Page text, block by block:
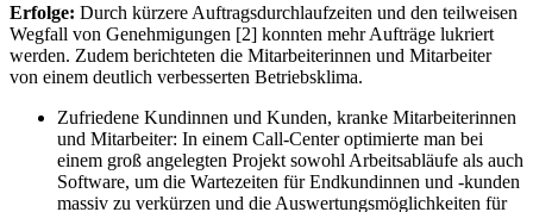
Erfolge: Durch kürzere Auftragsdurchlaufzeiten und den teilweisen
Wegfall von Genehmigungen [2] konnten mehr Aufträge lukriert
werden. Zudem berichteten die Mitarbeiterinnen und Mitarbeiter
von einem deutlich verbesserten Betriebsklima.
Zufriedene Kundinnen und Kunden, kranke Mitarbeiterinnen
und Mitarbeiter: In einem Call-Center optimierte man bei
einem groß angelegten Projekt sowohl Arbeitsabläufe als auch
Software, um die Wartezeiten für Endkundinnen und -kunden
massiv zu verkürzen und die Auswertungsmöglichkeiten für